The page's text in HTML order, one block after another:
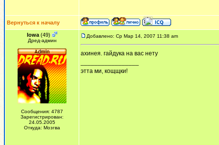
Вернуться к началу
Iowa (49)
Дред-админ
Сообщения: 4787
Зарегистрирован:
24.05.2005
Откуда: Мозгва
Добавлено: Ср Мар 14, 2007 11:38 am
ахинея. гайдука на вас нету
этта ми, кощщки!